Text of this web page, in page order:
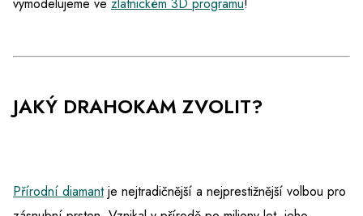
vymodelujeme ve zlatnickém 3D programu!
JAKÝ DRAHOKAM ZVOLIT?
Přírodní diamantje nejtradičnější a nejprestižnější volbou pro